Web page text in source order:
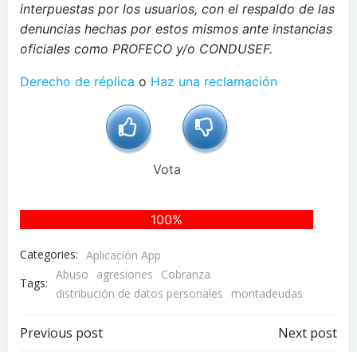
interpuestas por los usuarios, con el respaldo de las
denuncias hechas por estos mismos ante instancias
oficiales como PROFECO y/o CONDUSEF.
Derecho de réplica o Haz una reclamación
Vota
100%
Categories: Aplicación App
Tags:
Abuso agresiones
Cobranza
distribución de datos personales
montadeudas
Navegación
Previous post
Navegación
Next post